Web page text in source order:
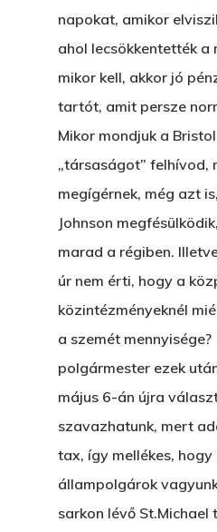
napokat, amikor
ahol lecsökkentették a
mikor kell, akkor jó
tartót, amit persze
Mikor mondjuk a
„társaságot” felhívod,
megígérnek, még azt
Johnson
marad a régiben.
úr nem érti, hogy a
közintézményeknél
a szemét
polgármester ezek
május 6-án újra
szavazhatunk, mert
tax, így mellékes, hogy
állampolgárok
sarkon lévő